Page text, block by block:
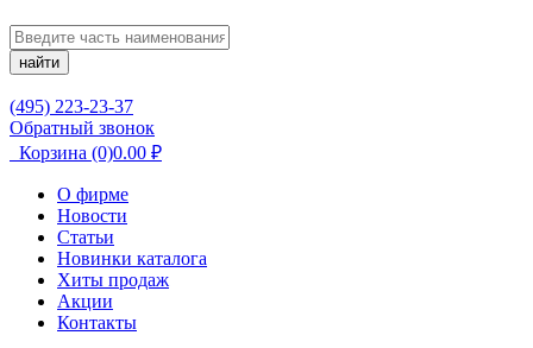
найти
(495) 223-23-37
Обратный звонок
Корзина (0)0.00 ₽
О фирме
Новости
Статьи
Новинки каталога
Хиты продаж
Акции
Контакты